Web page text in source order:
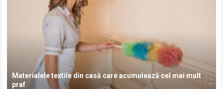
Materialele textile din casă care acumulează cel mai mult
praf